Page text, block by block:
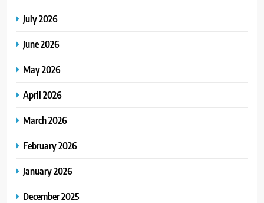
July 2026
June 2026
May 2026
April 2026
March 2026
February 2026
January 2026
December 2025